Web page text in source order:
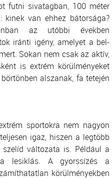
futni sivatagban, 100 méter
kinek van ehhez bátorsága?
az utóbbi években
iránti igény, amelyet a bel-
Sokan nem csak az aktív,
is extrém körülményeket
alszanak, fa tetején
sportokra nem nagyon
igaz, hiszen a legtöbb
változata is. Például a
a lesiklás. A gyorssízés a
körülményekben